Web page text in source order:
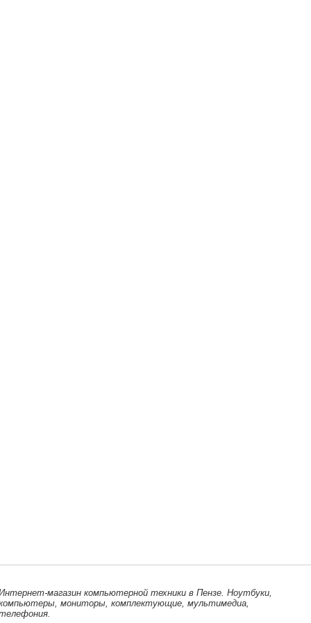
магазин компьютерной техники в Пензе. Ноутбуки,
мониторы, комплектующие, мультимедиа,